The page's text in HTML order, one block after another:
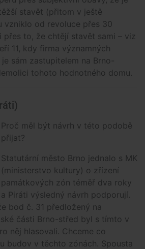
stavět (přitom v ještě
vzniklo od revoluce přes 30
přes to, že chtějí stavět sami – viz
11, kdy firma významných
sám zastupitelem na Brno-
tohoto hodnotného domu.
Proč měl být návrh v této podobě
přijat?
Statutární město Brno jednalo s MK
(ministerstvo kultury) o zřízení
památkových zón téměř dva roky
a Piráti výsledný návrh podporují.
bod č. 31 předložený na
části Brno-střed byl s tímto v
něj hlasovali. Chceme co
budov v těchto zónách. Spousta